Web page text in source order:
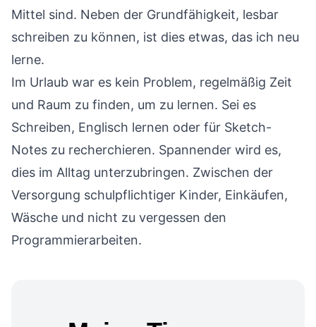
Mittel sind. Neben der Grundfähigkeit, lesbar
schreiben zu können, ist dies etwas, das ich neu
lerne.
Im Urlaub war es kein Problem, regelmäßig Zeit
und Raum zu finden, um zu lernen. Sei es
Schreiben, Englisch lernen oder für Sketch-
Notes zu recherchieren. Spannender wird es,
dies im Alltag unterzubringen. Zwischen der
Versorgung schulpflichtiger Kinder, Einkäufen,
Wäsche und nicht zu vergessen den
Programmierarbeiten.